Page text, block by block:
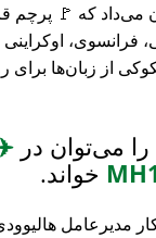
می‌داد که 🚩 پرچم
فرانسوی،
از زبان‌ها برای
می‌توان در
خواند.
مدیرعامل